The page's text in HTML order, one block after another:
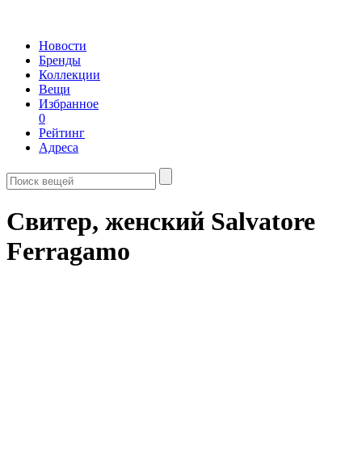
Новости
Бренды
Коллекции
Вещи
Избранное
0
Рейтинг
Адреса
Свитер, женский Salvatore
Ferragamo